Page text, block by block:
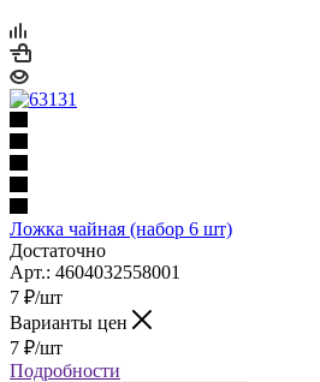
Ложка чайная (набор 6 шт)
Достаточно
Арт.: 4604032558001
7 ₽/шт
Варианты цен
7 ₽/шт
Подробности